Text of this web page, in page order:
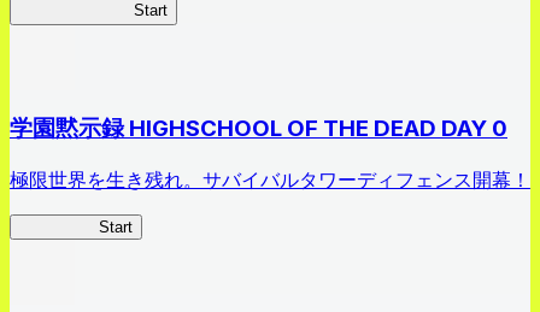
Start
学園黙示録 HIGHSCHOOL OF THE DEAD DAY 0
極限世界を生き残れ。サバイバルタワーディフェンス開幕！
Start